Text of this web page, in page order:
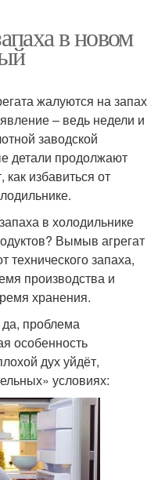
в новом
жалуются на запах
– ведь недели и
заводской
детали продолжают
как избавиться от
в холодильнике
Вымыв агрегат
технического запаха,
производства и
хранения.
проблема
особенность
дух уйдёт,
условиях: